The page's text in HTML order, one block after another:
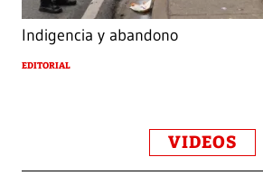
Indigencia y abandono
EDITORIAL
VIDEOS